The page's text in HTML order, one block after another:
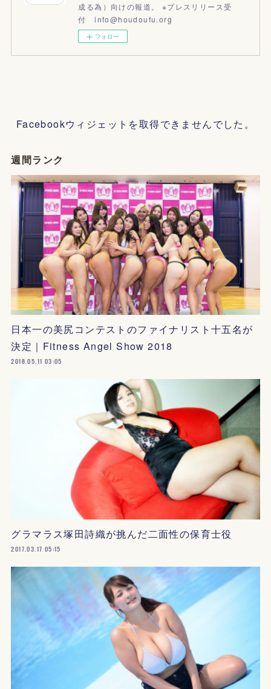
成る為）向けの報道。 ※プレスリリース受
付 info@houdoufu.org
フォロー
Facebookウィジェットを取得できませんでした。
週間ランク
日本一の美尻コンテストのファイナリスト十五名が
決定｜Fitness Angel Show 2018
2018.05.11 03:05
グラマラス塚田詩織が挑んだ二面性の保育士役
2017.03.17 05:15